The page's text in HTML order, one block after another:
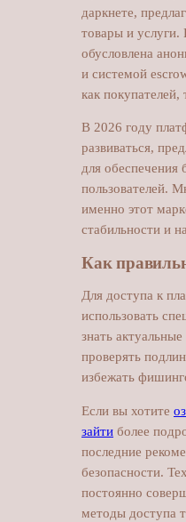
даркнете,
товары и услуги.
обусловлена
и системой
как покупателей,
В 2026 году
развиваться,
для обеспечения
пользователей.
именно этот
стабильности и
Как
Для доступа к
использовать
знать
проверять
избежать
Если вы хотите
зайти более
последние
безопасности.
постоянно
методы доступа